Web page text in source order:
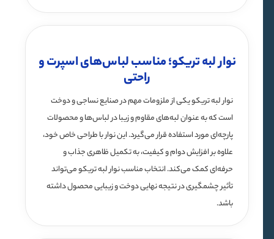
نوار لبه تریکو؛ مناسب لباس‌های اسپرت و
راحتی
نوار لبه تریکو یکی از ملزومات مهم در صنایع نساجی و دوخت
است که به عنوان لبه‌های مقاوم و زیبا در لباس‌ها و محصولات
پارچه‌ای مورد استفاده قرار می‌گیرد. این نوار با طراحی خاص خود،
علاوه بر افزایش دوام و کیفیت، به تکمیل ظاهری جذاب و
حرفه‌ای کمک می‌کند. انتخاب مناسب نوار لبه تریکو می‌تواند
تأثیر چشمگیری در نتیجه نهایی دوخت و زیبایی محصول داشته
باشد.